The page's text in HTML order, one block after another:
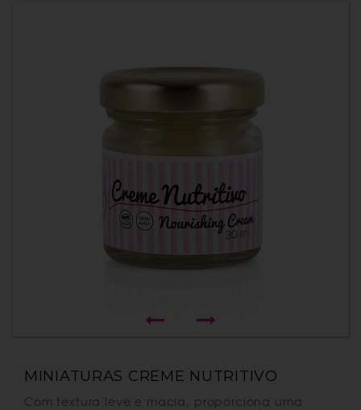
MINIATURAS CREME NUTRITIVO
Com textura leve e macia, proporciona uma